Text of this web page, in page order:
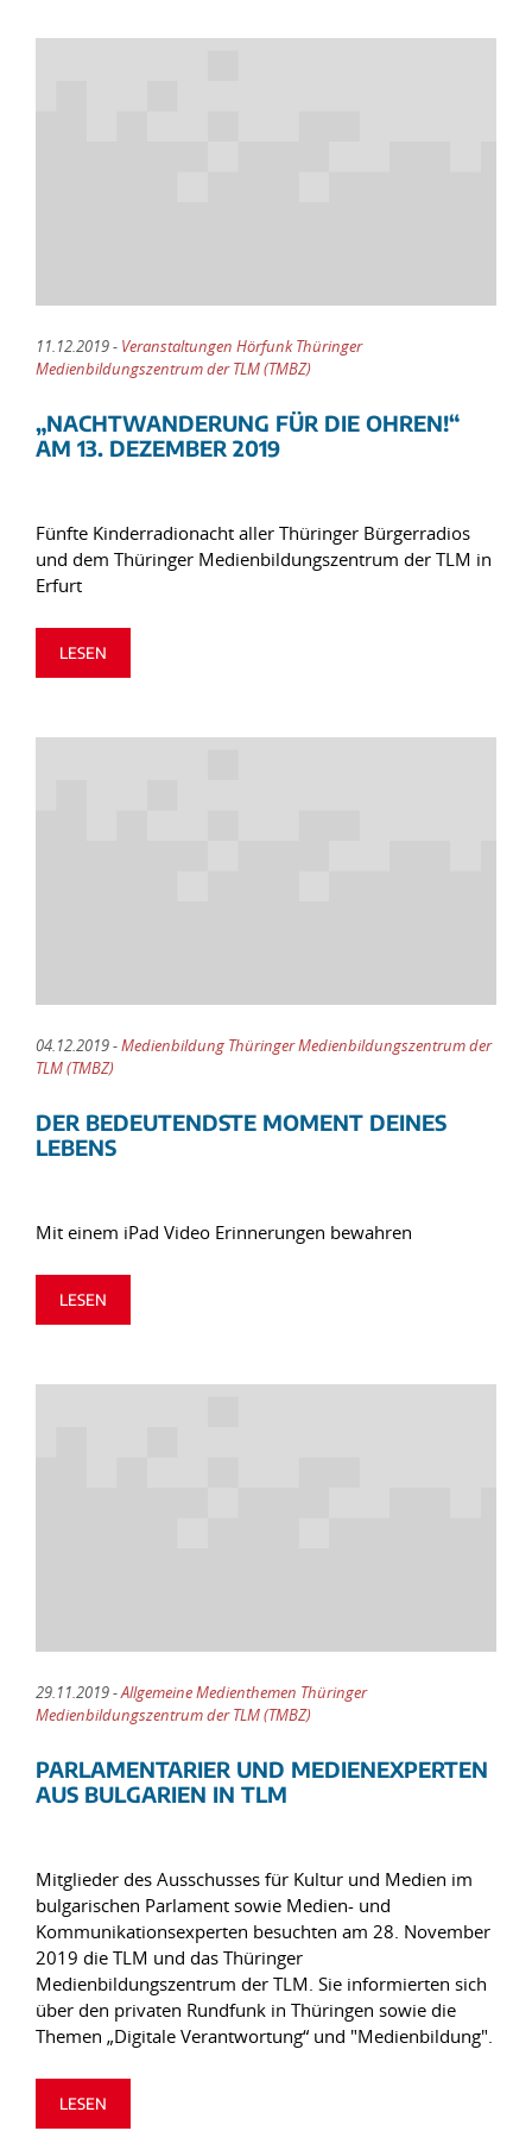
11.12.2019 - Veranstaltungen Hörfunk Thüringer
Medienbildungszentrum der TLM (TMBZ)
„NACHTWANDERUNG FÜR DIE OHREN!“
AM 13. DEZEMBER 2019
Fünfte Kinderradionacht aller Thüringer Bürgerradios
und dem Thüringer Medienbildungszentrum der TLM in
Erfurt
LESEN
04.12.2019 -Medienbildung Thüringer Medienbildungszentrum der
TLM (TMBZ)
DER BEDEUTENDSTE MOMENT DEINES
LEBENS
Mit einem iPad Video Erinnerungen bewahren
LESEN
29.11.2019 -Allgemeine Medienthemen Thüringer
Medienbildungszentrum der TLM (TMBZ)
PARLAMENTARIER UND MEDIENEXPERTEN
AUS BULGARIEN IN TLM
Mitglieder des Ausschusses für Kultur und Medien im
bulgarischen Parlament sowie Medien- und
Kommunikationsexperten besuchten am 28. November
2019 die TLM und das Thüringer
Medienbildungszentrum der TLM. Sie informierten sich
über den privaten Rundfunk in Thüringen sowie die
Themen „Digitale Verantwortung“ und "Medienbildung".
LESEN